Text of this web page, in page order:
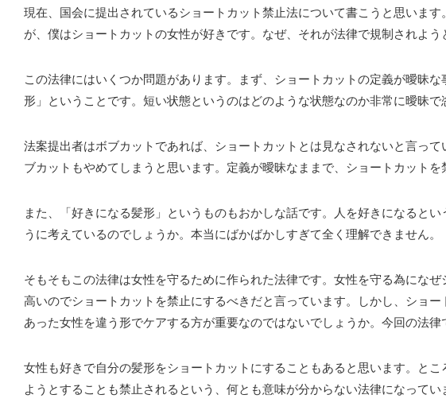
現在、国会に提出されているショートカット禁止法について書こうと思いま
が、僕はショートカットの女性が好きです。なぜ、それが法律で規制されよ
この法律にはいくつか問題があります。まず、ショートカットの定義が曖昧
形」ということです。短い状態というのはどのような状態なのか非常に曖昧で
法案提出者はボブカットであれば、ショートカットとは見なされないと言っ
ブカットもやめてしまうと思います。定義が曖昧なままで、ショートカット
また、「好きになる髪形」というものもおかしな話です。人を好きになると
うに考えているのでしょうか。本当にばかばかしすぎて全く理解できません。
そもそもこの法律は女性を守るために作られた法律です。女性を守る為にな
高いのでショートカットを禁止にするべきだと言っています。しかし、ショ
あった女性を違う形でケアする方が重要なのではないでしょうか。今回の法
女性も好きで自分の髪形をショートカットにすることもあると思います。と
ようとすることも禁止されるという、何とも意味が分からない法律になってい